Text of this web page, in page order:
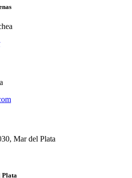
Mar del Plata
Plata